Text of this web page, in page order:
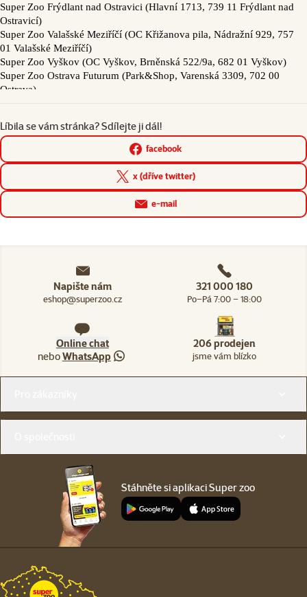
Líbila se vám stránka? Sdílejte ji dál!
facebook
x (dříve twitter)
e-mail
Napište nám
eshop@superzoo.cz
321 000 180
Po–Pá 7:00 – 18:00
Online chat
neboWhatsApp
206 prodejen
jsme vám blízko
Stáhněte si aplikaci Super zoo